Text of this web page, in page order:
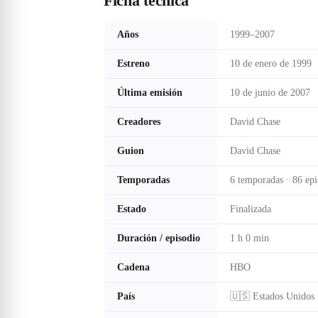
Años 1999–2007
Estreno 10 de enero de 1999
Última emisión 10 de junio de 2007
Creadores David Chase
Guion David Chase
Temporadas 6 temporadas · 86
Estado Finalizada
Duración / episodio 1 h 0 min
Cadena HBO
País 🇺🇸 Estados Unidos